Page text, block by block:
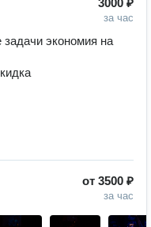
3000 ₽
за час
экономия на
от 3500 ₽
за час